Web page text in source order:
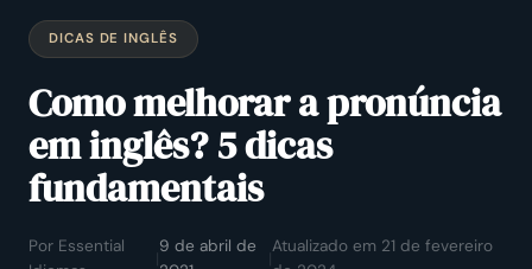
DICAS DE INGLÊS
Como melhorar a pronúncia
em inglês? 5 dicas
fundamentais
Por Essential
|
9 de abril de
|
Atualizado em 21 de fevereiro